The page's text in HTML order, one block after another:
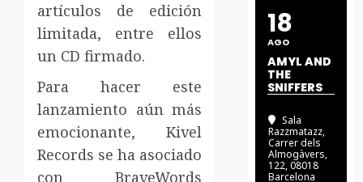
artículos de edición
limitada, entre ellos
un CD firmado.
Para hacer este
lanzamiento aún más
emocionante, Kivel
Records se ha asociado
con BraveWords
18
AGO
AMYL AND
THE
SNIFFERS
Sala
Razzmatazz,
Carrer dels
Almogàvers,
122, 08018
Barcelona